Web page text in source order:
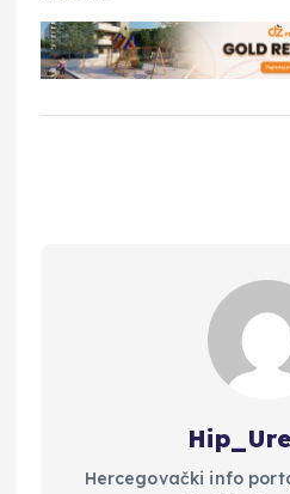
Hercegovački info